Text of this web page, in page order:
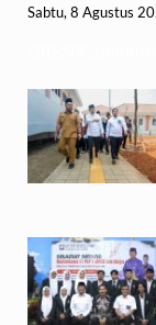
Sabtu, 8 Agustus